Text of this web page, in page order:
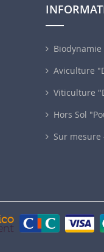
Aviculture
Viticulture
Hors Sol
Sur mesure